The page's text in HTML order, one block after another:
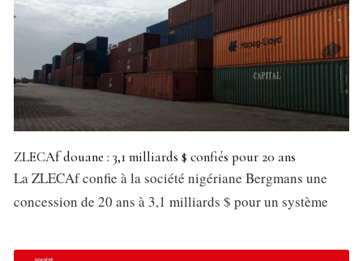
ZLECAf douane : 3,1 milliards $ confiés pour 20 ans
La ZLECAf confie à la société nigériane Bergmans une
concession de 20 ans à 3,1 milliards $ pour un système